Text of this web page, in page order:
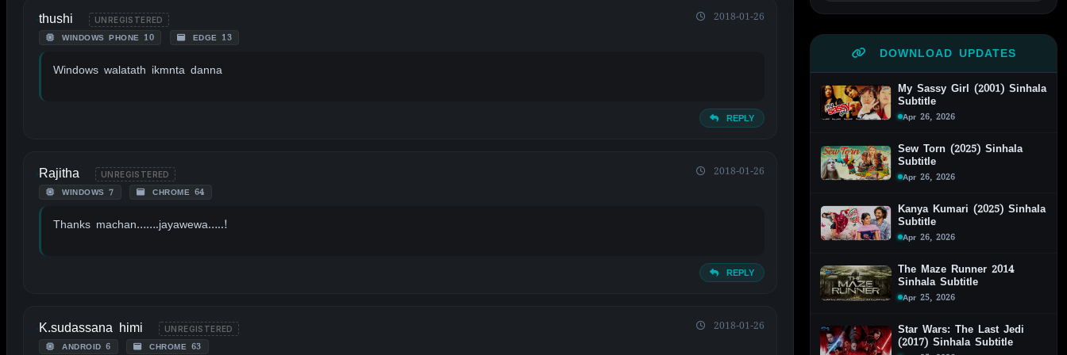
thushi UNREGISTERED
WINDOWS PHONE 10 EDGE 13
2018-01-26
Windows walatath ikmnta danna
REPLY
Rajitha UNREGISTERED
WINDOWS 7 CHROME 64
2018-01-26
Thanks machan…….jayawewa…..!
REPLY
K.sudassana himi UNREGISTERED
ANDROID 6 CHROME 63
2018-01-26
DOWNLOAD UPDATES
My Sassy Girl (2001) Sinhala
Subtitle
Apr 26, 2026
Sew Torn (2025) Sinhala
Subtitle
Apr 26, 2026
Kanya Kumari (2025) Sinhala
Subtitle
Apr 26, 2026
The Maze Runner 2014
Sinhala Subtitle
Apr 25, 2026
Star Wars: The Last Jedi
(2017) Sinhala Subtitle